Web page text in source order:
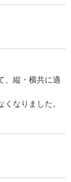
、縦・横共に適
なりました。
分やカッティ
る様にしまし
います。